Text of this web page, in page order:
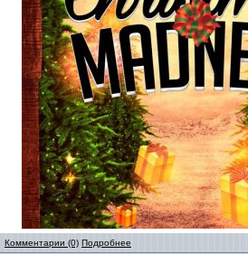
Комментарии (0) Подробнее